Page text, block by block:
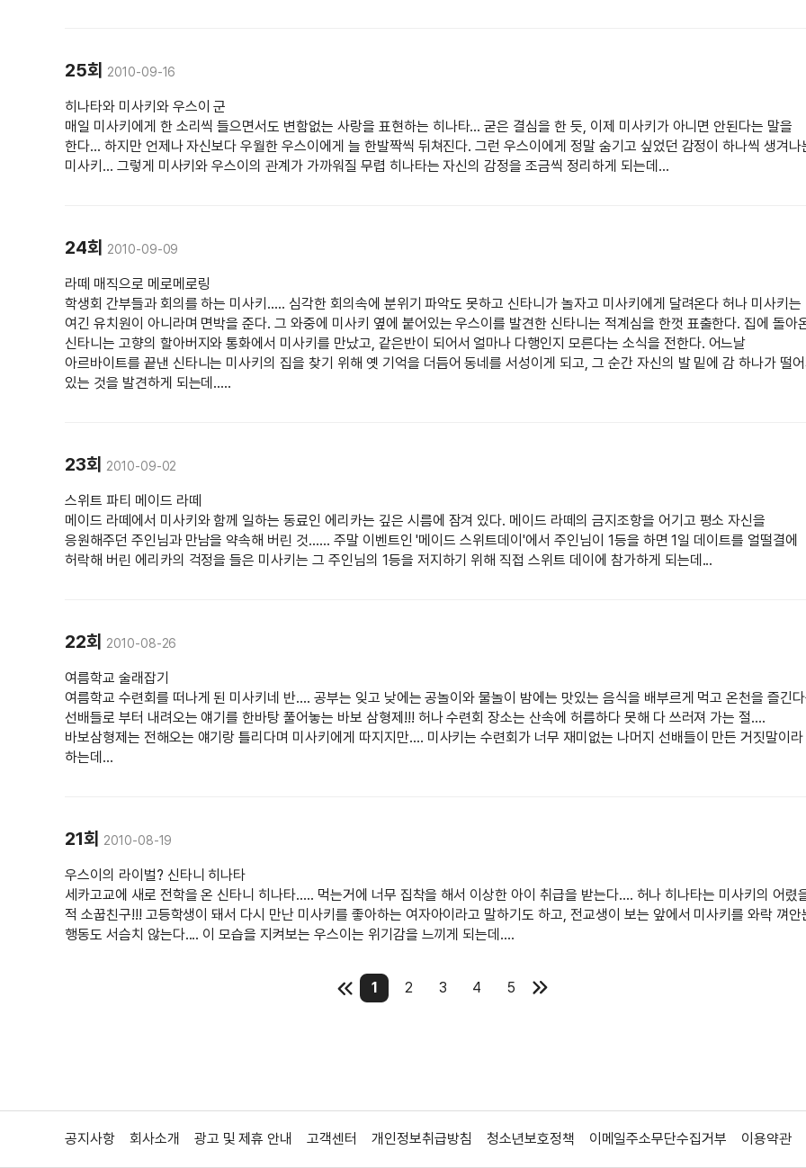
25회 2010-09-16
히나타와 미사키와 우스이 군
매일 미사키에게 한 소리씩 들으면서도 변함없는 사랑을 표현하는 히나타... 굳은 결심을 한 듯, 이제 미사키가 아니면 안된다는 말을
한다... 하지만 언제나 자신보다 우월한 우스이에게 늘 한발짝씩 뒤쳐진다. 그런 우스이에게 정말 숨기고 싶었던 감정이 하나씩 생겨나
미사키... 그렇게 미사키와 우스이의 관계가 가까워질 무렵 히나타는 자신의 감정을 조금씩 정리하게 되는데…
24회 2010-09-09
라떼 매직으로 메로메로링
학생회 간부들과 회의를 하는 미사키..... 심각한 회의속에 분위기 파악도 못하고 신타니가 놀자고 미사키에게 달려온다 허나 미사키는
여긴 유치원이 아니라며 면박을 준다. 그 와중에 미사키 옆에 붙어있는 우스이를 발견한 신타니는 적계심을 한껏 표출한다. 집에 돌아
신타니는 고향의 할아버지와 통화에서 미사키를 만났고, 같은반이 되어서 얼마나 다행인지 모른다는 소식을 전한다. 어느날
아르바이트를 끝낸 신타니는 미사키의 집을 찾기 위해 옛 기억을 더듬어 동네를 서성이게 되고, 그 순간 자신의 발 밑에 감 하나가 떨어
있는 것을 발견하게 되는데.....
23회 2010-09-02
스위트 파티 메이드 라떼
메이드 라떼에서 미사키와 함께 일하는 동료인 에리카는 깊은 시름에 잠겨 있다. 메이드 라떼의 금지조항을 어기고 평소 자신을
응원해주던 주인님과 만남을 약속해 버린 것...... 주말 이벤트인 '메이드 스위트데이'에서 주인님이 1등을 하면 1일 데이트를 얼떨결에
허락해 버린 에리카의 걱정을 들은 미사키는 그 주인님의 1등을 저지하기 위해 직접 스위트 데이에 참가하게 되는데...
22회 2010-08-26
여름학교 술래잡기
여름학교 수련회를 떠나게 된 미사키네 반.... 공부는 잊고 낮에는 공놀이와 물놀이 밤에는 맛있는 음식을 배부르게 먹고 온천을 즐긴
선배들로 부터 내려오는 얘기를 한바탕 풀어놓는 바보 삼형제!!! 허나 수련회 장소는 산속에 허름하다 못해 다 쓰러져 가는 절....
바보삼형제는 전해오는 얘기랑 틀리다며 미사키에게 따지지만.... 미사키는 수련회가 너무 재미없는 나머지 선배들이 만든 거짓말이라
하는데…
21회 2010-08-19
우스이의 라이벌? 신타니 히나타
세카고교에 새로 전학을 온 신타니 히나타..... 먹는거에 너무 집착을 해서 이상한 아이 취급을 받는다.... 허나 히나타는 미사키의 어렸
적 소꿉친구!!! 고등학생이 돼서 다시 만난 미사키를 좋아하는 여자아이라고 말하기도 하고, 전교생이 보는 앞에서 미사키를 와락 껴안
행동도 서슴치 않는다.... 이 모습을 지켜보는 우스이는 위기감을 느끼게 되는데....
1 2 3 4 5
공지사항 회사소개 광고 및 제휴 안내 고객센터 개인정보취급방침 청소년보호정책 이메일주소무단수집거부 이용약관